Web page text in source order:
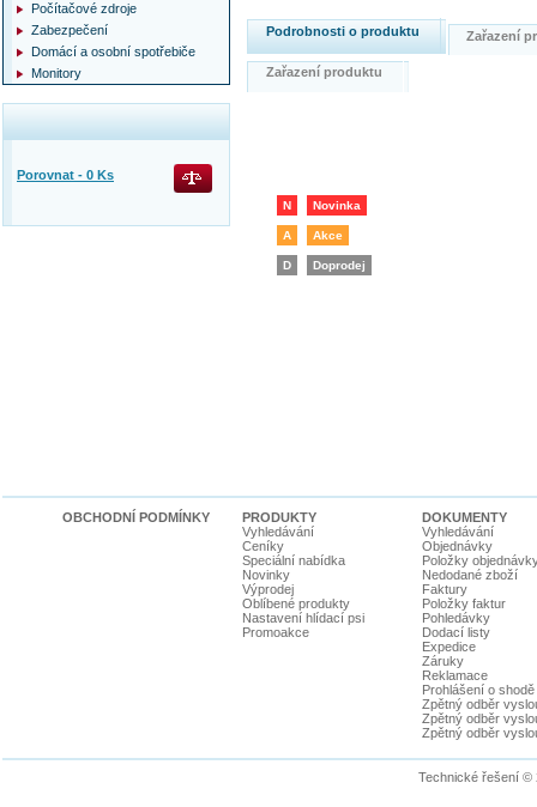
Podrobnosti o produktu Zařazení
Zařazení produktu
N Novinka
A Akce
D Doprodej
Počítačové zdroje
Zabezpečení
Domácí a osobní spotřebiče
Monitory
Porovnat - 0 Ks
OBCHODNÍ PODMÍNKY
PRODUKTY
Vyhledávání
Ceníky
Speciální nabídka
Novinky
Výprodej
Oblíbené produkty
Nastavení hlídací psi
Promoakce
DOKUMENTY
Vyhledávání
Objednávky
Položky
Nedodané zboží
Faktury
Položky faktur
Pohledávky
Dodací listy
Expedice
Záruky
Reklamace
Prohlášení o shodě
Zpětný odběr
Zpětný odběr
Zpětný odběr
Technické řešení ©